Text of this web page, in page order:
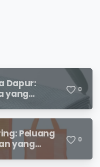
Dapur:
yang
Pemula
0
Peluang
yang
0